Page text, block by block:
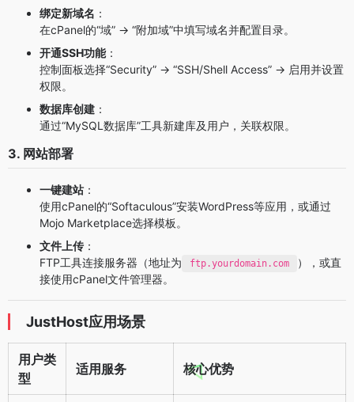
绑定新域名 ：
在cPanel的“域” → “附加域”中填写域名并配置目录。
开通SSH功能：
控制面板选择“Security” → “SSH/Shell Access” → 启用并设置
权限。
数据库创建 ：
通过“MySQL数据库”工具新建库及用户，关联权限。
3. 网站部署
一键建站 ：
使用cPanel的“Softaculous”安装WordPress等应用，或通过
Mojo Marketplace选择模板。
文件上传 ：
FTP工具连接服务器（地址为
ftp.yourdomain.com
），或直
接使用cPanel文件管理器。
JustHost应用场景
用户类
型
适用服务 核心优势